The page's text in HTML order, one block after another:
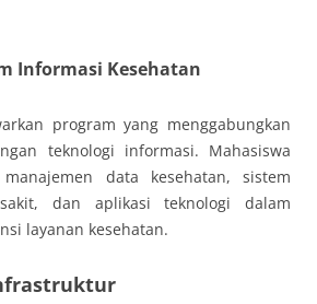
Informasi Kesehatan
program yang menggabungkan
teknologi informasi. Mahasiswa
data kesehatan, sistem
dan aplikasi teknologi dalam
layanan kesehatan.